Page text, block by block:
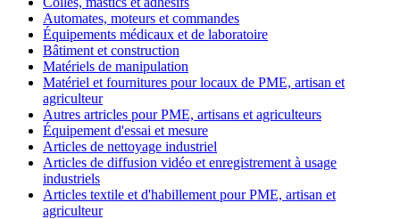
Automates, moteurs et commandes
Équipements médicaux et de laboratoire
Bâtiment et construction
Matériels de manipulation
Matériel et fournitures pour locaux de PME, artisan et
agriculteur
Autres artricles pour PME, artisans et agriculteurs
Équipement d'essai et mesure
Articles de nettoyage industriel
Articles de diffusion vidéo et enregistrement à usage
industriels
Articles textile et d'habillement pour PME, artisan et
agriculteur